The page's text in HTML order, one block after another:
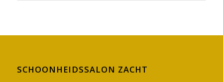
SCHOONHEIDSSALON ZACHT